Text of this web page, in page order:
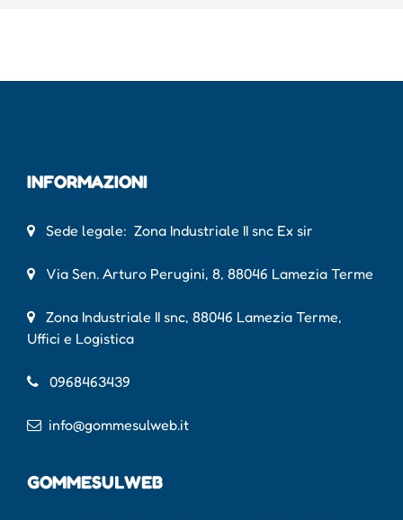
INFORMAZIONI
Sede legale: Zona Industriale II snc Ex sir
Via Sen. Arturo Perugini, 8, 88046 Lamezia Terme
Zona Industriale II snc, 88046 Lamezia Terme,
Uffici e Logistica
0968463439
info@gommesulweb.it
GOMMESULWEB